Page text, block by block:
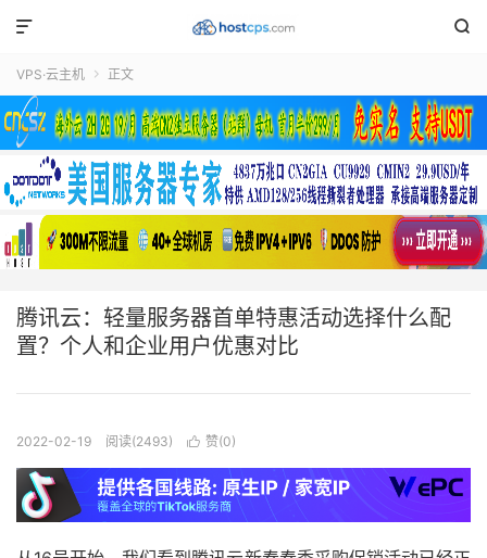


VPS·云主机  正文
腾讯云：轻量服务器首单特惠活动选择什么配
置？个人和企业用户优惠对比
2022-02-19 阅读(2493)  赞(0)